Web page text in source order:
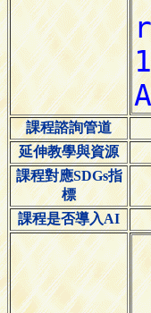
課程諮詢管道
延伸教學與資源
課程對應SDGs指
標
課程是否導入AI